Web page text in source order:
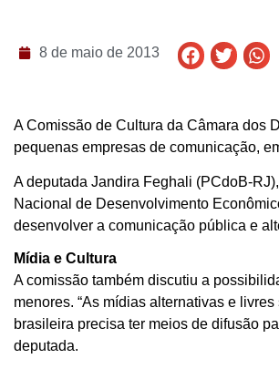
8 de maio de 2013
A Comissão de Cultura da Câmara dos
pequenas empresas de comunicação,
A deputada Jandira Feghali (PCdoB-
Nacional de Desenvolvimento
desenvolver a comunicação pública e
Mídia e Cultura
A comissão também discutiu a
menores. “As mídias alternativas e
brasileira precisa ter meios de difusão
deputada.